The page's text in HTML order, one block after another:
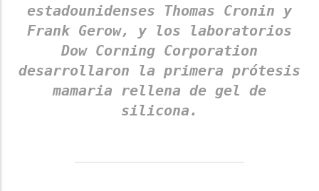
estadounidenses Thomas Cronin y
Frank Gerow, y los laboratorios
Dow Corning Corporation
desarrollaron la primera prótesis
mamaria rellena de gel de
silicona.